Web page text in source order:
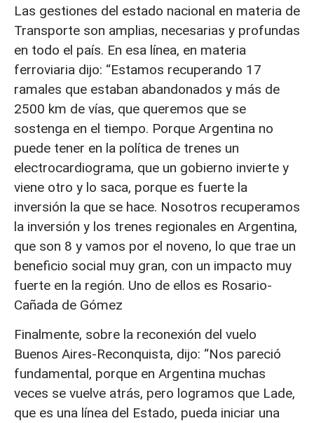
Las gestiones del estado nacional en materia de
Transporte son amplias, necesarias y profundas
en todo el país. En esa línea, en materia
ferroviaria dijo: “Estamos recuperando 17
ramales que estaban abandonados y más de
2500 km de vías, que queremos que se
sostenga en el tiempo. Porque Argentina no
puede tener en la política de trenes un
electrocardiograma, que un gobierno invierte y
viene otro y lo saca, porque es fuerte la
inversión la que se hace. Nosotros recuperamos
la inversión y los trenes regionales en Argentina,
que son 8 y vamos por el noveno, lo que trae un
beneficio social muy gran, con un impacto muy
fuerte en la región. Uno de ellos es Rosario-
Cañada de Gómez
Finalmente, sobre la reconexión del vuelo
Buenos Aires-Reconquista, dijo: “Nos pareció
fundamental, porque en Argentina muchas
veces se vuelve atrás, pero logramos que Lade,
que es una línea del Estado, pueda iniciar una